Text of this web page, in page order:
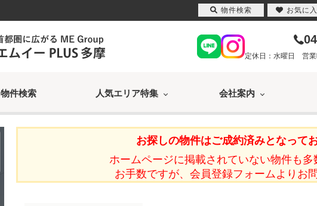
定休日：水曜日 営
物件検索 人気エリア特集 会社案内
お探しの物件はご成約済みとなってお
ホームページに掲載されていない物件も多
お手数ですが、会員登録フォームよりお
物件検索 お気に